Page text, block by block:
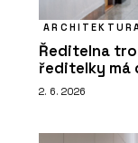
Ředitelna
ředitelky má
2. 6. 2026